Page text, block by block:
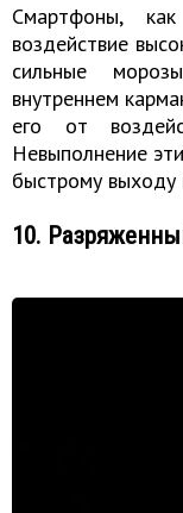
​Смартфоны,
воздействие
сильные
внутреннем
его от
Невыполнение
быстрому выходу
10.